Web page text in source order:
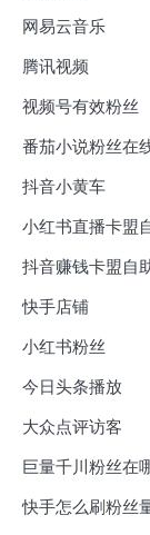
网易云音乐
腾讯视频
视频号有效粉丝
番茄小说粉丝在
抖音小黄车
小红书直播卡盟
抖音赚钱卡盟自
快手店铺
小红书粉丝
今日头条播放
大众点评访客
巨量千川粉丝在
快手怎么刷粉丝